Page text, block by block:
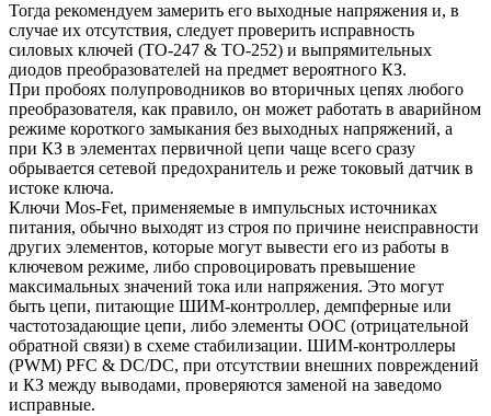
Тогда рекомендуем замерить его выходные напряжения и, в
случае их отсутствия, следует проверить исправность
силовых ключей (TO-247 & TO-252) и выпрямительных
диодов преобразователей на предмет вероятного КЗ.
При пробоях полупроводников во вторичных цепях любого
преобразователя, как правило, он может работать в аварийном
режиме короткого замыкания без выходных напряжений, а
при КЗ в элементах первичной цепи чаще всего сразу
обрывается сетевой предохранитель и реже токовый датчик в
истоке ключа.
Ключи Mos-Fet, применяемые в импульсных источниках
питания, обычно выходят из строя по причине неисправности
других элементов, которые могут вывести его из работы в
ключевом режиме, либо спровоцировать превышение
максимальных значений тока или напряжения. Это могут
быть цепи, питающие ШИМ-контроллер, демпферные или
частотозадающие цепи, либо элементы ООС (отрицательной
обратной связи) в схеме стабилизации. ШИМ-контроллеры
(PWM) PFC & DC/DC, при отсутствии внешних повреждений
и КЗ между выводами, проверяются заменой на заведомо
исправные.